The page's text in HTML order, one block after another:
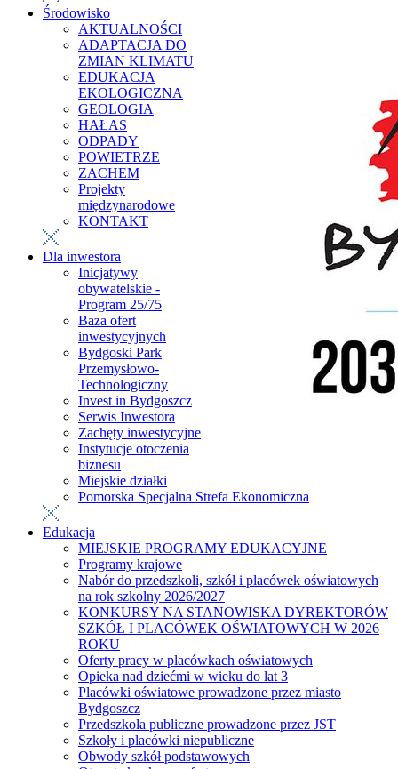
Środowisko
AKTUALNOŚCI
ADAPTACJA DO
ZMIAN KLIMATU
EDUKACJA
EKOLOGICZNA
GEOLOGIA
HAŁAS
ODPADY
POWIETRZE
ZACHEM
Projekty
międzynarodowe
KONTAKT
Dla inwestora
Inicjatywy
obywatelskie -
Program 25/75
Baza ofert
inwestycyjnych
Bydgoski Park
Przemysłowo-
Technologiczny
Invest in Bydgoszcz
Serwis Inwestora
Zachęty inwestycyjne
Instytucje otoczenia
biznesu
Miejskie działki
Pomorska Specjalna Strefa Ekonomiczna
Edukacja
MIEJSKIE PROGRAMY EDUKACYJNE
Programy krajowe
Nabór do przedszkoli, szkół i placówek oświatowych
na rok szkolny 2026/2027
KONKURSY NA STANOWISKA DYREKTORÓW
SZKÓŁ I PLACÓWEK OŚWIATOWYCH W 2026
ROKU
Oferty pracy w placówkach oświatowych
Opieka nad dziećmi w wieku do lat 3
Placówki oświatowe prowadzone przez miasto
Bydgoszcz
Przedszkola publiczne prowadzone przez JST
Szkoły i placówki niepubliczne
Obwody szkół podstawowych